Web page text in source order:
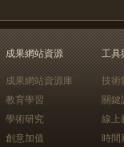
成果網站資源
成果網站資源庫
教育學習
學術研究
創意加值
工具
技術
關鍵
線上
時間